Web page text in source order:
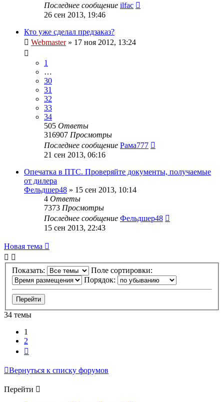
Последнее сообщение ilfac
26 сен 2013, 19:46
Кто уже сделал предзаказ?
Webmaster» 17 ноя 2012, 13:24
1
…
30
31
32
33
34
505 Ответы
316907 Просмотры
Последнее сообщение Рама777
21 сен 2013, 06:16
Опечатка в ПТС. Проверяйте документы, получаемые
от дилера
Фельдшер48 » 15 сен 2013, 10:14
4 Ответы
7373 Просмотры
Последнее сообщение Фельдшер48
15 сен 2013, 22:43
Новая тема
Показать:
Поле сортировки:
Порядок:
34 темы
1
2
Вернуться к списку форумов
Перейти